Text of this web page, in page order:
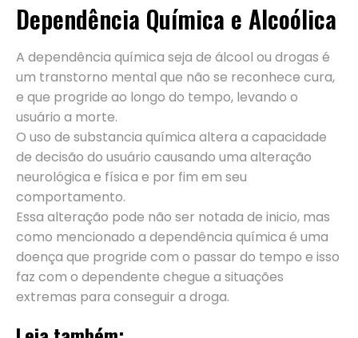
Dependência Química e Alcoólica
A dependência química seja de álcool ou drogas é
um transtorno mental que não se reconhece cura,
e que progride ao longo do tempo, levando o
usuário a morte.
O uso de substancia química altera a capacidade
de decisão do usuário causando uma alteração
neurológica e física e por fim em seu
comportamento.
Essa alteração pode não ser notada de inicio, mas
como mencionado a dependência química é uma
doença que progride com o passar do tempo e isso
faz com o dependente chegue a situações
extremas para conseguir a droga.